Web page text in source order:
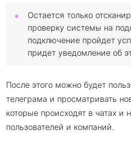
Остается только
проверку системы на
подключение пройдет
придет уведомление об
После этого можно будет
телеграма и просматривать
которые происходят в чатах и
пользователей и компаний.